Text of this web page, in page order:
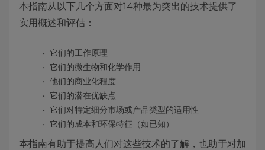
本指南从以下几个方面对14种最为突出的技术提供了
实用概述和评估：
它们的工作原理
它们的微生物和化学作用
他们的商业化程度
它们的潜在优缺点
它们对特定细分市场或产品类型的适用性
它们的成本和环保特征（如已知）
本指南有助于提高人们对这些技术的了解，也助于对加